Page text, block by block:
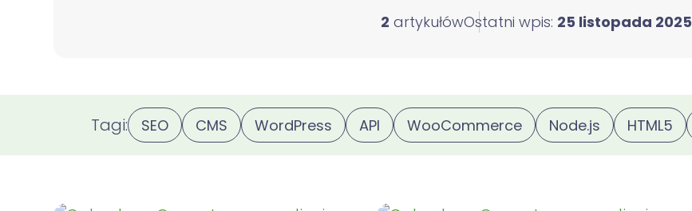
2 artykułówOstatni wpis: 25 listopada 2025
Tagi: SEO CMS WordPress API WooCommerce Node.js HTML5